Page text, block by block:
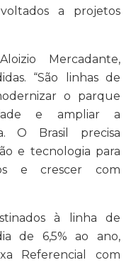
a projetos
Mercadante,
“São linhas de
o parque
e ampliar a
O Brasil precisa
e tecnologia para
e crescer com
à linha de
de 6,5% ao ano,
Referencial com